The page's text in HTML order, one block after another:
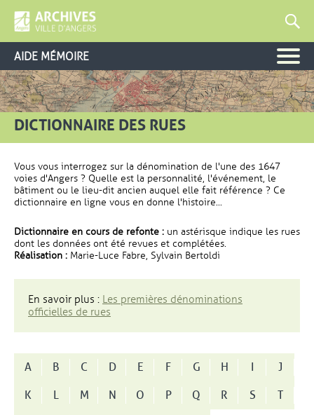
AIDE MÉMOIRE
DICTIONNAIRE DES RUES
Vous vous interrogez sur la dénomination de l'une des 1647
voies d'Angers ? Quelle est la personnalité, l'événement, le
bâtiment ou le lieu-dit ancien auquel elle fait référence ? Ce
dictionnaire en ligne vous en donne l'histoire...
Dictionnaire en cours de refonte : un astérisque indique les rues
dont les données ont été revues et complétées.
Réalisation : Marie-Luce Fabre, Sylvain Bertoldi
En savoir plus : Les premières dénominations
officielles de rues
A B C D E F G H I
J
K
L M N O P Q R S
T